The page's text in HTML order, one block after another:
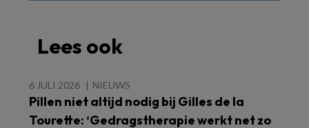
Lees ook
6 JULI 2026 NIEUWS
Pillen niet altijd nodig bij Gilles de la
Tourette: ‘Gedragstherapie werkt net zo